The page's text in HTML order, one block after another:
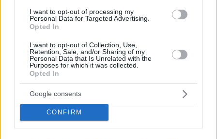
I want to opt-out of processing my
Personal Data for Targeted Advertising.
Opted In
I want to opt-out of Collection, Use,
Retention, Sale, and/or Sharing of my
Personal Data that Is Unrelated with the
Purposes for which it was collected.
Opted In
Google consents
CONFIRM